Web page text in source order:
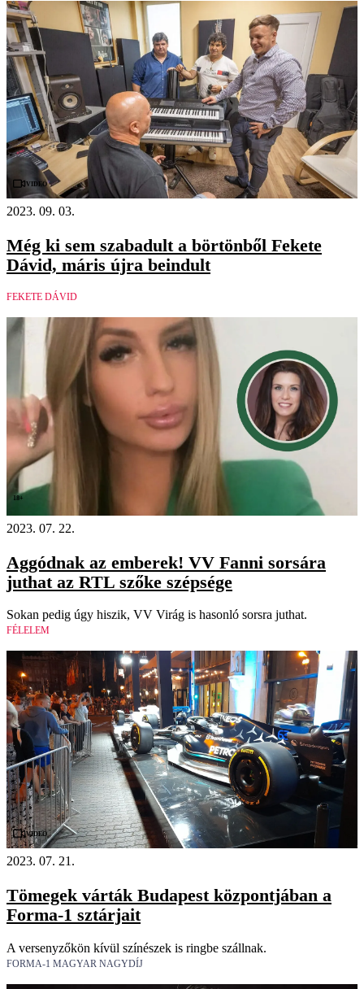
Videó
2023. 09. 03.
Még ki sem szabadult a börtönből Fekete
Dávid, máris újra beindult
FEKETE DÁVID
18+
2023. 07. 22.
Aggódnak az emberek! VV Fanni sorsára
juthat az RTL szőke szépsége
Sokan pedig úgy hiszik, VV Virág is hasonló sorsra juthat.
FÉLELEM
Videó
2023. 07. 21.
Tömegek várták Budapest központjában a
Forma-1 sztárjait
A versenyzőkön kívül színészek is ringbe szállnak.
FORMA-1 MAGYAR NAGYDÍJ